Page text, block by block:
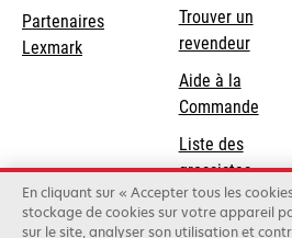
onglet
Partenaires
Lexmark
onglet
Trouver un
revendeur
Aide à la
Commande
Liste des
grossistes
En cliquant sur « Accepter tous les
stockage de cookies sur votre appareil
sur le site, analyser son utilisation et